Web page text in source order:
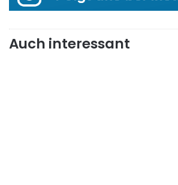
Auch interessant